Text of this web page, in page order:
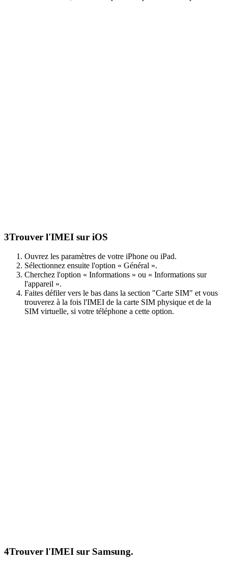
3Trouver l'IMEI sur iOS
Ouvrez les paramètres de votre iPhone ou iPad.
Sélectionnez ensuite l'option « Général ».
Cherchez l'option « Informations » ou « Informations sur
l'appareil ».
Faites défiler vers le bas dans la section "Carte SIM" et vous
trouverez à la fois l'IMEI de la carte SIM physique et de la
SIM virtuelle, si votre téléphone a cette option.
4Trouver l'IMEI sur Samsung.